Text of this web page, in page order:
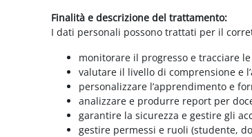
Finalità e descrizione del trattamento:
I dati personali possono trattati per il
monitorare il progresso e tracciare
valutare il livello di comprensione e
personalizzare l’apprendimento e
analizzare e produrre report per
garantire la sicurezza e gestire gli
gestire permessi e ruoli (studente,